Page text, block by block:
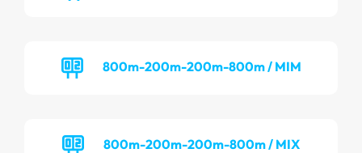
800m-200m-200m-800m / MIM
800m-200m-200m-800m / MIX